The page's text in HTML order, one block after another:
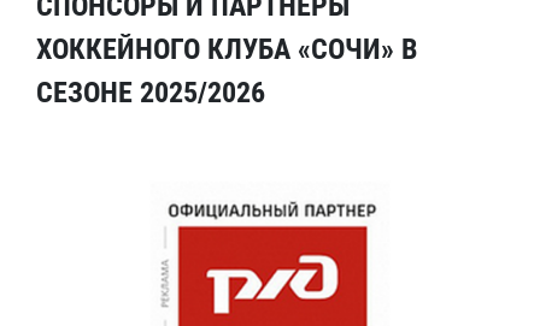
ХОККЕЙНОГО КЛУБА «СОЧИ» В
СЕЗОНЕ 2025/2026